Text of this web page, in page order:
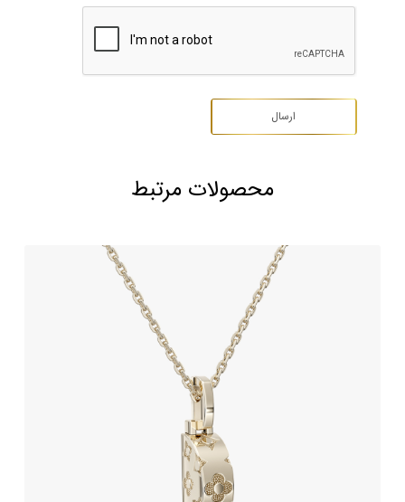
محصولات مرتبط
آویز طلا طرح لویی ویتون
233,240,000